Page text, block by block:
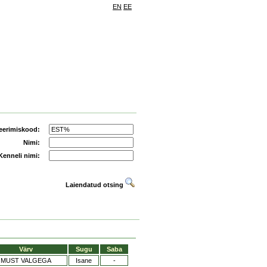
EN EE
Nimi:
nimi:
Laiendatud otsing
Värv Sugu
Saba
MUST VALGEGA Isane -